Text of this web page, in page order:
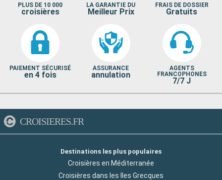
PLUS DE 10 000
croisières
LA GARANTIE DU
Meilleur Prix
FRAIS DE DOSSIER
Gratuits
PAIEMENT SÉCURISÉ
en 4 fois
ASSURANCE
annulation
AGENTS
FRANCOPHONES
7/7 J
CROISIERES.FR
Destinations les plus populaires
Croisières en Méditerranée
Croisières dans les Iles Grecques